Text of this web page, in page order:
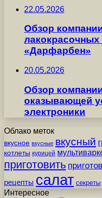
22.05.2026
Обзор
«Дарфарбен»
20.05.2026
Обзор
оказывающей
электроники
Облако меток
вкусное вкусные вкусный
котлеты курицей
приготовить
рецепты салат секреты
Интересное